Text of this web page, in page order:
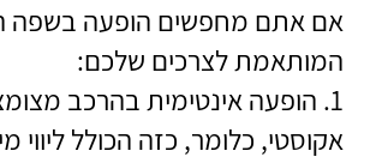
אם אתם מחפשים הופעה בשפה
המותאמת לצרכים שלכם:
1. הופעה אינטימית בהרכב
אקוסטי, כלומר, כזה הכולל